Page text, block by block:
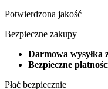
Potwierdzona jakość
Bezpieczne zakupy
Darmowa wysyłka
Bezpieczne
Płać bezpiecznie